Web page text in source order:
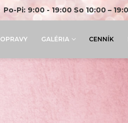
Po-Pi: 9:00 - 19:00 So 10:00 –
OPRAVY GALÉRIA CENNÍK